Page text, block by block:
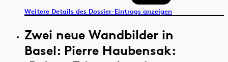
Weitere Details des Dossier-Eintrags anzeigen
Zwei neue Wandbilder in
Basel: Pierre Haubensak: